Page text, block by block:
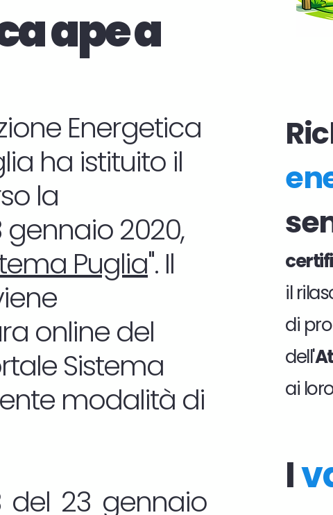
ape a
Energetica
ha istituito il
la
2020,
Puglia". Il
online del
Sistema
modalità di
del 23 gennaio
il
di
dell'
ai
I